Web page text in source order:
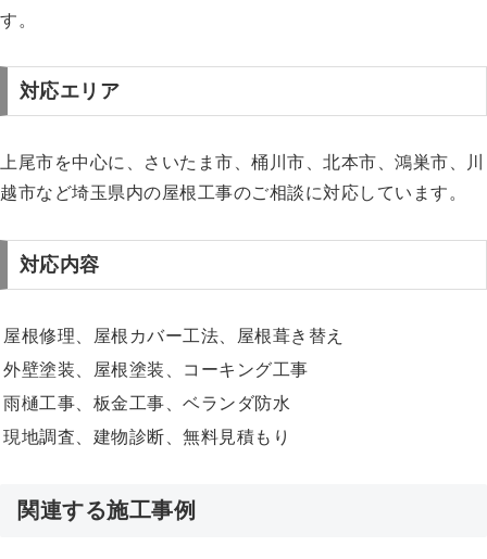
す。
対応エリア
上尾市を中心に、さいたま市、桶川市、北本市、鴻巣市、川
越市など埼玉県内の屋根工事のご相談に対応しています。
対応内容
屋根修理、屋根カバー工法、屋根葺き替え
外壁塗装、屋根塗装、コーキング工事
雨樋工事、板金工事、ベランダ防水
現地調査、建物診断、無料見積もり
関連する施工事例